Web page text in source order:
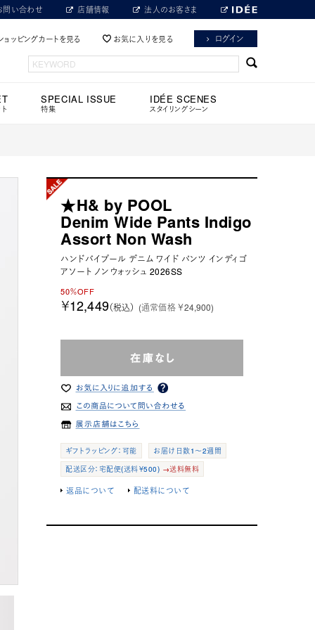
問い合わせ 店舗情報 法人のお客さま
ョッピングカートを見る お気に入りを見る ログイン
SPECIAL ISSUE
特集
IDÉE SCENES
スタイリングシーン
★H& by POOL
Denim Wide Pants Indigo
Assort Non Wash
ハンドバイプール デニム ワイド パンツ インディゴ
アソート ノンウォッシュ 2026SS
50％OFF
￥12,449（税込） (通常価格 ￥24,900)
ギフトラッピング：可能
お届け日数1～2週間
配送区分：宅配便(送料￥500) →送料無料
返品について 配送料について